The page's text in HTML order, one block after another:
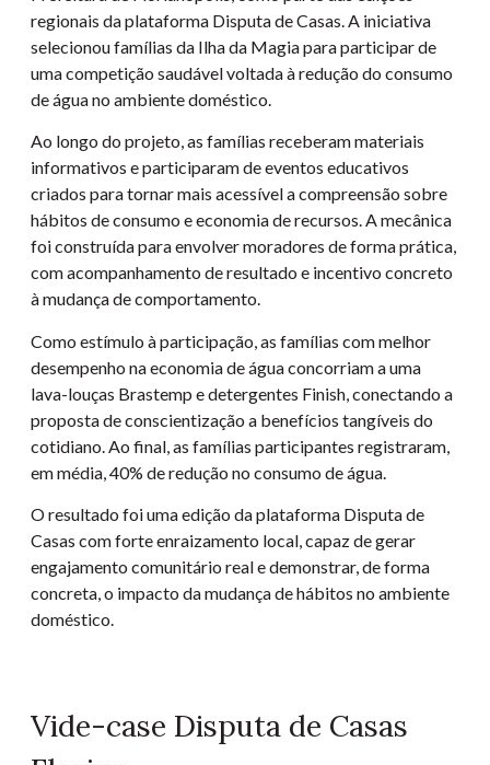
regionais da plataforma Disputa de Casas. A iniciativa
selecionou famílias da Ilha da Magia para participar de
uma competição saudável voltada à redução do consumo
de água no ambiente doméstico.
Ao longo do projeto, as famílias receberam materiais
informativos e participaram de eventos educativos
criados para tornar mais acessível a compreensão sobre
hábitos de consumo e economia de recursos. A mecânica
foi construída para envolver moradores de forma prática,
com acompanhamento de resultado e incentivo concreto
à mudança de comportamento.
Como estímulo à participação, as famílias com melhor
desempenho na economia de água concorriam a uma
lava-louças Brastemp e detergentes Finish, conectando a
proposta de conscientização a benefícios tangíveis do
cotidiano. Ao final, as famílias participantes registraram,
em média, 40% de redução no consumo de água.
O resultado foi uma edição da plataforma Disputa de
Casas com forte enraizamento local, capaz de gerar
engajamento comunitário real e demonstrar, de forma
concreta, o impacto da mudança de hábitos no ambiente
doméstico.
Vide-case Disputa de Casas